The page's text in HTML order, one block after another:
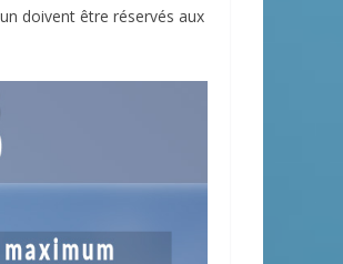
doivent être réservés aux